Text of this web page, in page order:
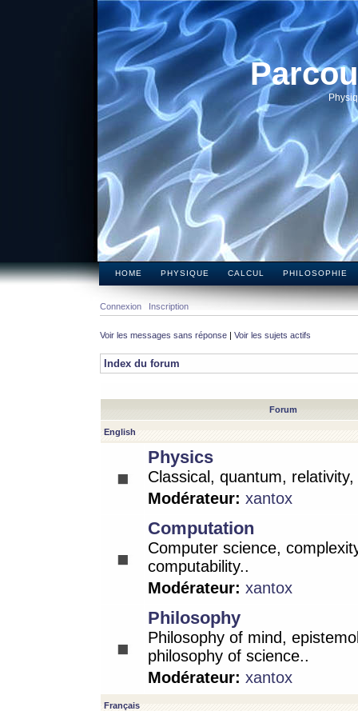
HOME PHYSIQUE CALCUL PHILOSOPHIE
Connexion Inscription
Voir les messages sans réponse | Voir les sujets actifs
Index du forum
Forum
English
Physics
Classical, quantum,
Modérateur: xantox
Computation
Computer science,
computability..
Modérateur: xantox
Philosophy
Philosophy of mind,
philosophy of science..
Modérateur: xantox
Français